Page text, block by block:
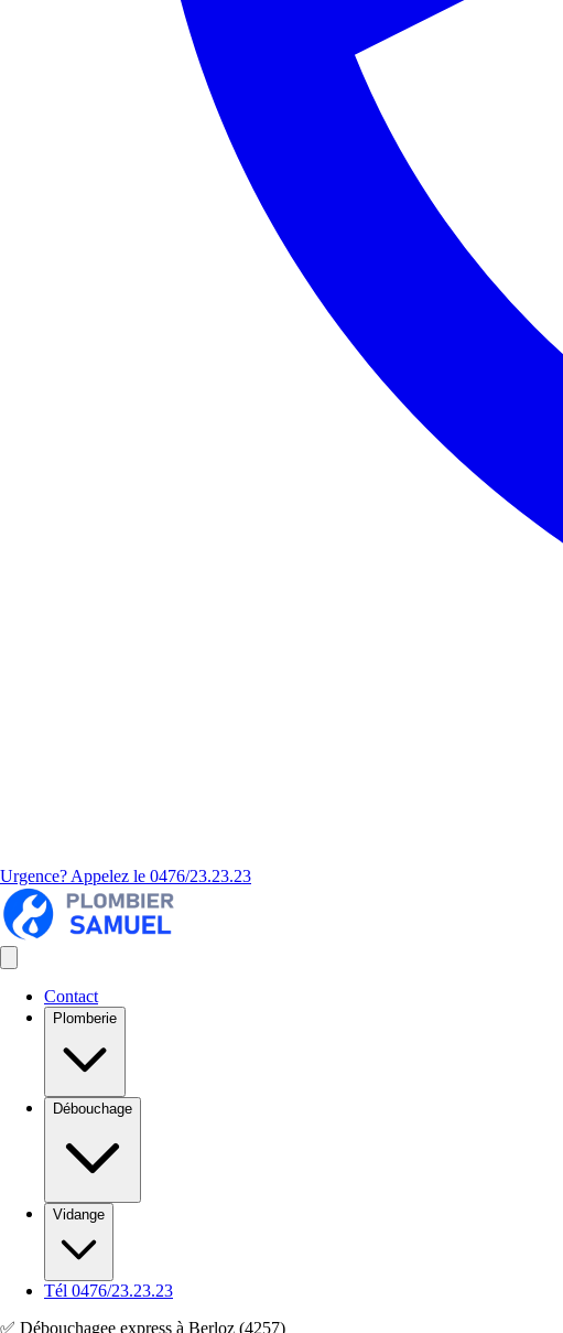
Urgence? Appelez le 0476/23.23.23
Contact
Plomberie
Débouchage
Vidange
Tél 0476/23.23.23
✅ Débouchagee express à Berloz (4257)